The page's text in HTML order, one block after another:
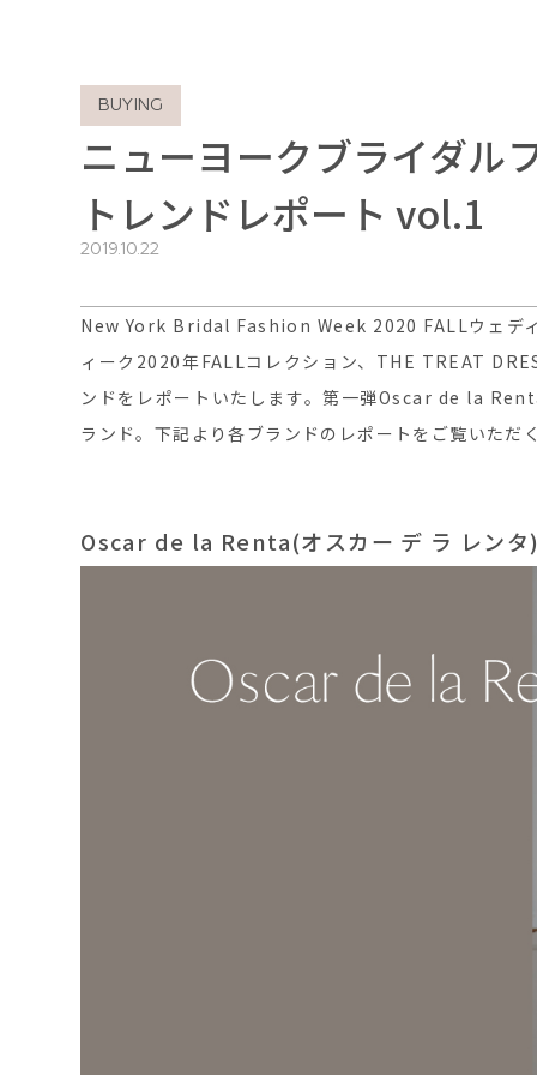
BUYING
ニューヨークブライダル
トレンドレポート vol.1
2019.10.22
New York Bridal Fashion Week 2020 FALLウェデ
ィーク2020年FALLコレクション、THE TREAT
ンドをレポートいたします。第一弾Oscar de la
ランド。下記より各ブランドのレポートをご覧いただ
Oscar de la Renta(オスカー デ ラ レン